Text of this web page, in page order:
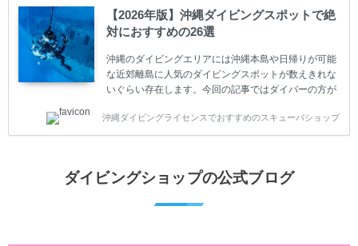
ダイビングが台無しになり後悔することになってしま
うかもしれません。 又、スキューバダイビングは事故
のリスクがあるスポーツでもあります。もしかしたら
危険な思いをしてしまうかもしれません。 今回は現地
ダイビング...
【2026年版】沖縄ダイビングスポットで絶
対におすすめの26選
沖縄のダイビングエリアには沖縄本島や日帰りが可能
な近郊離島に人気のダイビングスポットが数えきれな
いぐらい存在します。今回の記事ではダイバーの方が
グスポットを紹介します。 当スクールは、沖縄本島で
は北谷町、嘉手納町、読谷村、恩納村、名護市、本部
案内しております。 ダイビングライセンスをお持ちの
沖縄ダイビングライセンスでおすすめのスキューバショップ
ダイビングショップの公式ブログ